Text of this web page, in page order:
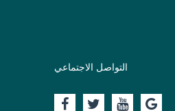
التواصل الاجتماعي